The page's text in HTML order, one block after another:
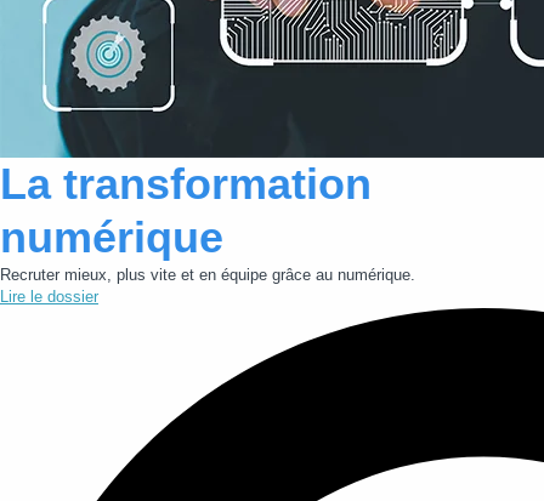
La transformation
numérique
Recruter mieux, plus vite et en équipe grâce au numérique.
Lire le dossier